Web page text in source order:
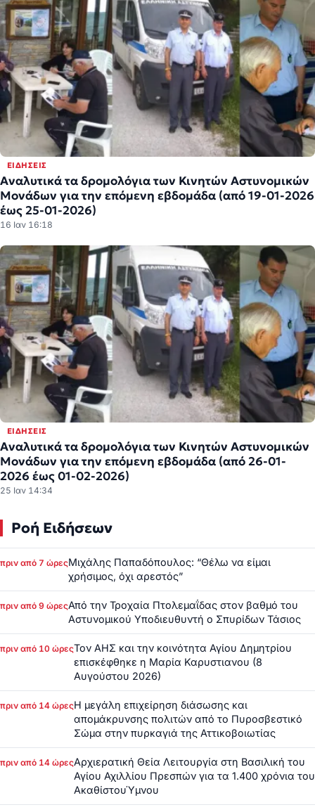
ΕΙΔΉΣΕΙΣ
Αναλυτικά τα δρομολόγια των Κινητών Αστυνομικών
Μονάδων για την επόμενη εβδομάδα (από 19-01-2026
έως 25-01-2026)
16 Ιαν 16:18
ΕΙΔΉΣΕΙΣ
Αναλυτικά τα δρομολόγια των Κινητών Αστυνομικών
Μονάδων για την επόμενη εβδομάδα (από 26-01-
2026 έως 01-02-2026)
25 Ιαν 14:34
Ροή Ειδήσεων
πριν από 7 ώρεςΜιχάλης Παπαδόπουλος: “Θέλω να είμαι
χρήσιμος, όχι αρεστός”
πριν από 9 ώρεςΑπό την Τροχαία Πτολεμαΐδας στον βαθμό του
Αστυνομικού Υποδιευθυντή ο Σπυρίδων Τάσιος
πριν από 10 ώρεςΤον ΑΗΣ και την κοινότητα Αγίου Δημητρίου
επισκέφθηκε η Μαρία Καρυστιανου (8
Αυγούστου 2026)
πριν από 14 ώρεςΗ μεγάλη επιχείρηση διάσωσης και
απομάκρυνσης πολιτών από το Πυροσβεστικό
Σώμα στην πυρκαγιά της Αττικοβοιωτίας
πριν από 14 ώρεςΑρχιερατική Θεία Λειτουργία στη Βασιλική του
Αγίου Αχιλλίου Πρεσπών για τα 1.400 χρόνια του
ΑκαθίστουΎμνου